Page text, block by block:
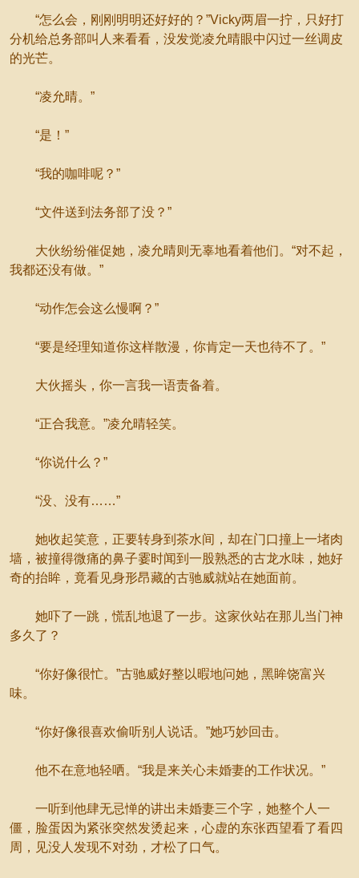
“怎么会，刚刚明明还好好的？”Vicky两眉一拧，只好打
分机给总务部叫人来看看，没发觉凌允晴眼中闪过一丝调皮
的光芒。
“凌允晴。”
“是！”
“我的咖啡呢？”
“文件送到法务部了没？”
大伙纷纷催促她，凌允晴则无辜地看着他们。“对不起，
我都还没有做。”
“动作怎会这么慢啊？”
“要是经理知道你这样散漫，你肯定一天也待不了。”
大伙摇头，你一言我一语责备着。
“正合我意。”凌允晴轻笑。
“你说什么？”
“没、没有……”
她收起笑意，正要转身到茶水间，却在门口撞上一堵肉
墙，被撞得微痛的鼻子霎时闻到一股熟悉的古龙水味，她好
奇的抬眸，竟看见身形昂藏的古驰威就站在她面前。
她吓了一跳，慌乱地退了一步。这家伙站在那儿当门神
多久了？
“你好像很忙。”古驰威好整以暇地问她，黑眸饶富兴
味。
“你好像很喜欢偷听别人说话。”她巧妙回击。
他不在意地轻哂。“我是来关心未婚妻的工作状况。”
一听到他肆无忌惮的讲出未婚妻三个字，她整个人一
僵，脸蛋因为紧张突然发烫起来，心虚的东张西望看了看四
周，见没人发现不对劲，才松了口气。